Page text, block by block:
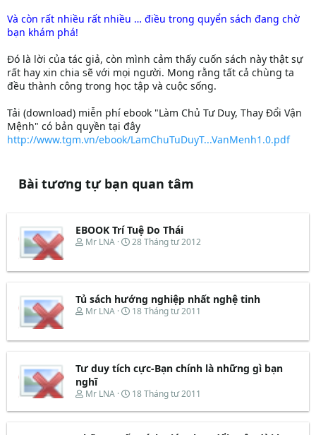
Và còn rất nhiều rất nhiều … điều trong quyển sách đang chờ
bạn khám phá!
Đó là lời của tác giả, còn mình cảm thấy cuốn sách này thật sự
rất hay xin chia sẽ với mọi người. Mong rằng tất cả chùng ta
đều thành công trong học tập và cuộc sống.
Tải (download) miễn phí ebook "Làm Chủ Tư Duy, Thay Đổi Vận
Mệnh" có bản quyền tại đây
http://www.tgm.vn/ebook/LamChuTuDuyT...VanMenh1.0.pdf
Bài tương tự bạn quan tâm
EBOOK Trí Tuệ Do Thái
T
e
d
s
r
e
Mr LNA
N
y
ắ
t
u
28 Tháng tư 2012
Tủ sách hướng nghiệp nhất nghệ tinh
T
e
d
s
t
a
r
Mr LNA
N
y
ắ
đ
ầ
u
18 Tháng tư 2011
Tư duy tích cực-Bạn chính là những gì bạn
nghĩ
T
r
Mr LNA
N
à
18 Tháng tư 2011